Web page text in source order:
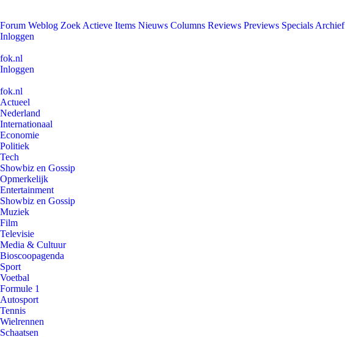
Forum Weblog Zoek Actieve Items Nieuws Columns Reviews Previews Specials Archief
Inloggen
fok.nl
Inloggen
fok.nl
Actueel
Nederland
Internationaal
Economie
Politiek
Tech
Showbiz en Gossip
Opmerkelijk
Entertainment
Showbiz en Gossip
Muziek
Film
Televisie
Media & Cultuur
Bioscoopagenda
Sport
Voetbal
Formule 1
Autosport
Tennis
Wielrennen
Schaatsen